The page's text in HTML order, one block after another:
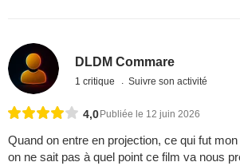
DLDM Commare
1 critique Suivre son activité
4,0 Publiée le 12 juin 2026
Quand on entre en projection, ce qui fut
on ne sait pas à quel point ce film va nous